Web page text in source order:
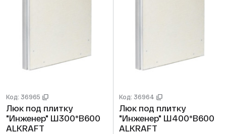
Код: 36965
Люк под плитку
"Инженер" Ш300*В600
ALKRAFT
Код: 36964
Люк под плитку
"Инженер" Ш400*В600
ALKRAFT